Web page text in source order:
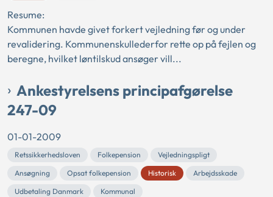
Resume:
Kommunen havde givet forkert vejledning før og under
revalidering. Kommunenskullederfor rette op på fejlen og
beregne, hvilket løntilskud ansøger vill...
Ankestyrelsens principafgørelse
247-09
01-01-2009
Retssikkerhedsloven Folkepension
Vejledningspligt
Ansøgning
Opsat folkepension Historisk
Arbejdsskade
Udbetaling Danmark
Kommunal